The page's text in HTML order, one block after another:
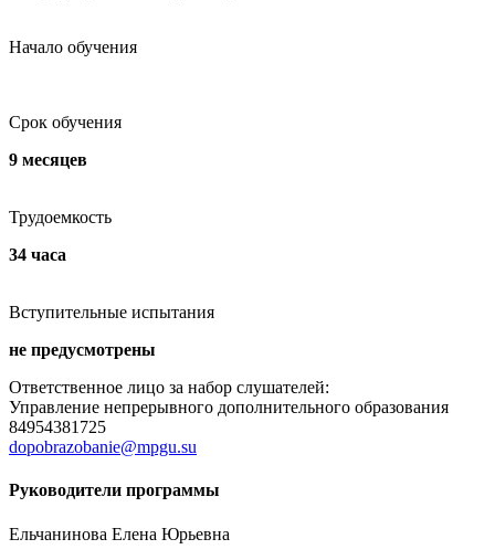
Начало обучения
Срок обучения
9 месяцев
Трудоемкость
34 часа
Вступительные испытания
не предусмотрены
Ответственное лицо за набор слушателей:
Управление непрерывного дополнительного образования
84954381725
dopobrazobanie@mpgu.su
Руководители программы
Ельчанинова Елена Юрьевна